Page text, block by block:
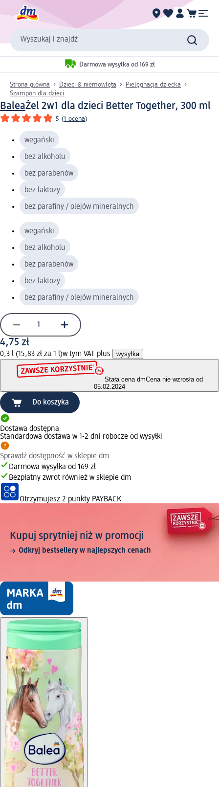
Wyszukaj i znajdź
Darmowa wysyłka od 169 zł
Strona główna Dzieci & niemowlęta
Pielęgnacja dziecka
Szampon dla dzieci
BaleaŻel 2w1 dla dzieci Better Together, 300 ml
5 (1 ocena)
wegański
bez alkoholu
bez parabenów
bez laktozy
bez parafiny / olejów mineralnych
wegański
bez alkoholu
bez parabenów
bez laktozy
bez parafiny / olejów mineralnych
4,75 zł
0,3 l (15,83 zł za 1 l)w tym VAT plus wysyłka
Stała cena dmCena nie wzrosła od
05.02.2024
Do koszyka
Dostawa dostępna
Standardowa dostawa w 1-2 dni robocze od wysyłki
Sprawdź dostępność w sklepie dm
Darmowa wysyłka od 169 zł
Bezpłatny zwrot również w sklepie dm
Otrzymujesz 2 punkty PAYBACK
Kupuj sprytniej niż w promocji
Odkryj bestsellery w najlepszych cenach